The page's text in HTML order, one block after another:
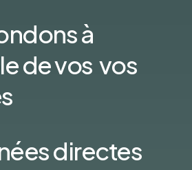
à
de vos vos
directes